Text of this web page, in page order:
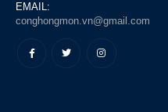
EMAIL:
conghongmon.vn@gmail.com